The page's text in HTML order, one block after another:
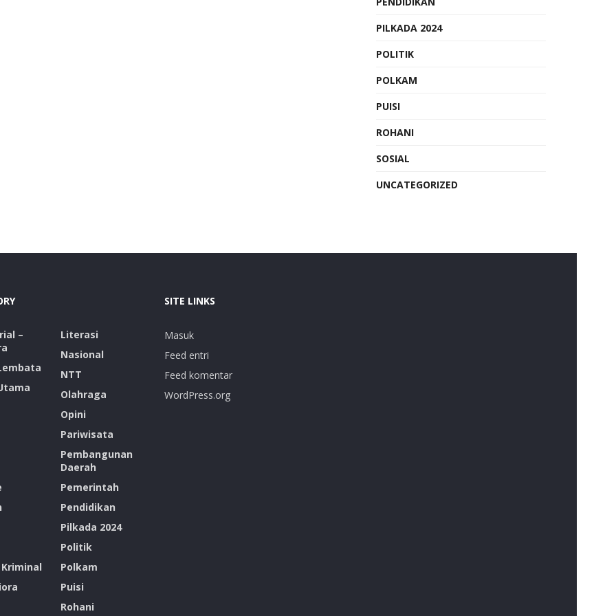
PILKADA 2024
POLITIK
POLKAM
PUISI
ROHANI
SOSIAL
UNCATEGORIZED
–
Literasi
Nasional
NTT
Olahraga
Opini
Pariwisata
Pembangunan
Daerah
Pemerintah
Pendidikan
Pilkada 2024
Politik
Polkam
Puisi
Rohani
SITE LINKS
Masuk
Feed entri
Feed komentar
WordPress.org